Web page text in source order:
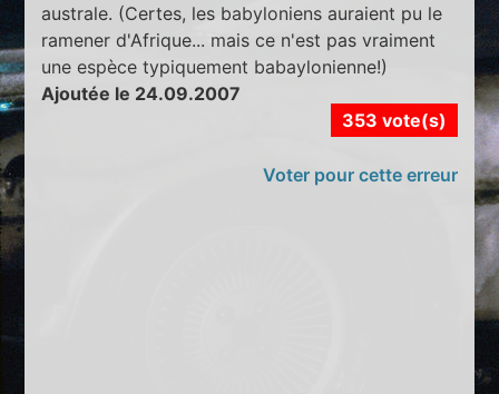
australe. (Certes, les babyloniens auraient pu le
ramener d'Afrique... mais ce n'est pas vraiment
une espèce typiquement babaylonienne!)
Ajoutée le 24.09.2007
353 vote(s)
Voter pour cette erreur